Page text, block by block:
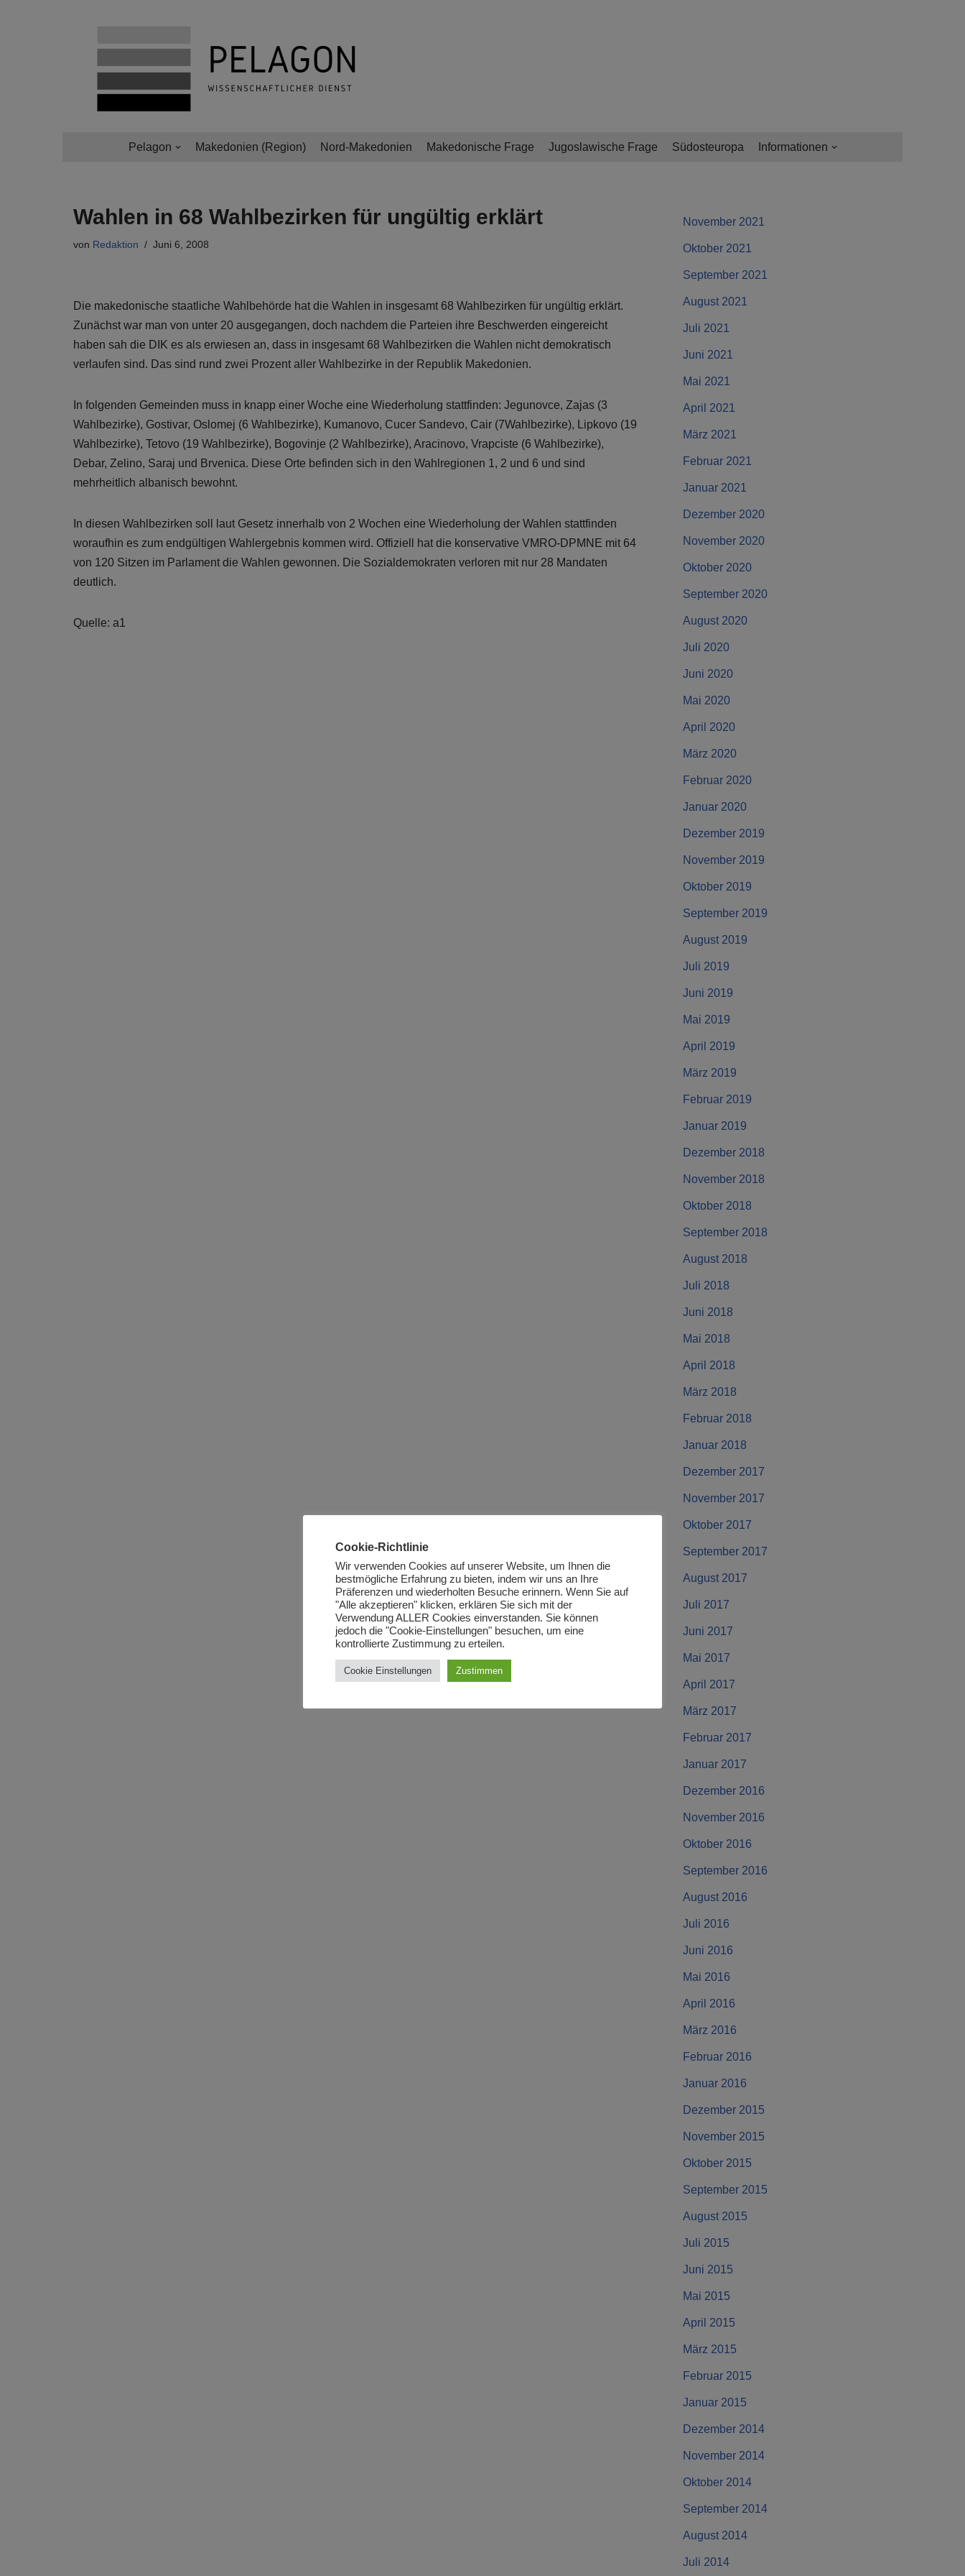
Pelagon Makedonien (Region) Nord-Makedonien Makedonische Frage Jugoslawische Frage Südosteuropa Informationen
Wahlen in 68 Wahlbezirken für ungültig erklärt
von Redaktion Juni 6, 2008
Die makedonische staatliche Wahlbehörde hat die Wahlen in insgesamt 68 Wahlbezirken für ungültig erklärt.
Zunächst war man von unter 20 ausgegangen, doch nachdem die Parteien ihre Beschwerden eingereicht
haben sah die DIK es als erwiesen an, dass in insgesamt 68 Wahlbezirken die Wahlen nicht demokratisch
verlaufen sind. Das sind rund zwei Prozent aller Wahlbezirke in der Republik Makedonien.
In folgenden Gemeinden muss in knapp einer Woche eine Wiederholung stattfinden: Jegunovce, Zajas (3
Wahlbezirke), Gostivar, Oslomej (6 Wahlbezirke), Kumanovo, Cucer Sandevo, Cair (7Wahlbezirke), Lipkovo (19
Wahlbezirke), Tetovo (19 Wahlbezirke), Bogovinje (2 Wahlbezirke), Aracinovo, Vrapciste (6 Wahlbezirke),
Debar, Zelino, Saraj und Brvenica. Diese Orte befinden sich in den Wahlregionen 1, 2 und 6 und sind
mehrheitlich albanisch bewohnt.
In diesen Wahlbezirken soll laut Gesetz innerhalb von 2 Wochen eine Wiederholung der Wahlen stattfinden
woraufhin es zum endgültigen Wahlergebnis kommen wird. Offiziell hat die konservative VMRO-DPMNE mit 64
von 120 Sitzen im Parlament die Wahlen gewonnen. Die Sozialdemokraten verloren mit nur 28 Mandaten
deutlich.
Quelle: a1
November 2021
Oktober 2021
September 2021
August 2021
Juli 2021
Juni 2021
Mai 2021
April 2021
März 2021
Februar 2021
Januar 2021
Dezember 2020
November 2020
Oktober 2020
September 2020
August 2020
Juli 2020
Juni 2020
Mai 2020
April 2020
März 2020
Februar 2020
Januar 2020
Dezember 2019
November 2019
Oktober 2019
September 2019
August 2019
Juli 2019
Juni 2019
Mai 2019
April 2019
März 2019
Februar 2019
Januar 2019
Dezember 2018
November 2018
Oktober 2018
September 2018
August 2018
Juli 2018
Juni 2018
Mai 2018
April 2018
März 2018
Februar 2018
Januar 2018
Dezember 2017
November 2017
Oktober 2017
September 2017
August 2017
Juli 2017
Juni 2017
Mai 2017
April 2017
März 2017
Februar 2017
Januar 2017
Dezember 2016
November 2016
Oktober 2016
September 2016
August 2016
Juli 2016
Juni 2016
Mai 2016
April 2016
März 2016
Februar 2016
Januar 2016
Dezember 2015
November 2015
Oktober 2015
September 2015
August 2015
Juli 2015
Juni 2015
Mai 2015
April 2015
März 2015
Februar 2015
Januar 2015
Dezember 2014
November 2014
Oktober 2014
September 2014
August 2014
Juli 2014
Cookie-Richtlinie
Wir verwenden Cookies auf unserer Website, um Ihnen die
bestmögliche Erfahrung zu bieten, indem wir uns an Ihre
Präferenzen und wiederholten Besuche erinnern. Wenn Sie auf
"Alle akzeptieren" klicken, erklären Sie sich mit der
Verwendung ALLER Cookies einverstanden. Sie können
jedoch die "Cookie-Einstellungen" besuchen, um eine
kontrollierte Zustimmung zu erteilen.
Cookie Einstellungen Zustimmen